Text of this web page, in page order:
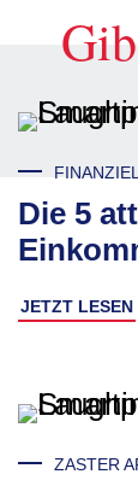
Die 5
JETZT LESEN
ZASTER